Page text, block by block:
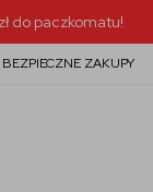
do paczkomatu!
BEZPIECZNE ZAKUPY